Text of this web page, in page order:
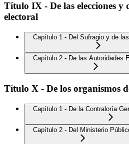
Título IX - De las elecciones y
electoral
Capítulo 1 - Del Sufragio y de
Capítulo 2 - De las Autoridades
Título X - De los organismos
Capítulo 1 - De la Contraloría
Capítulo 2 - Del Ministerio